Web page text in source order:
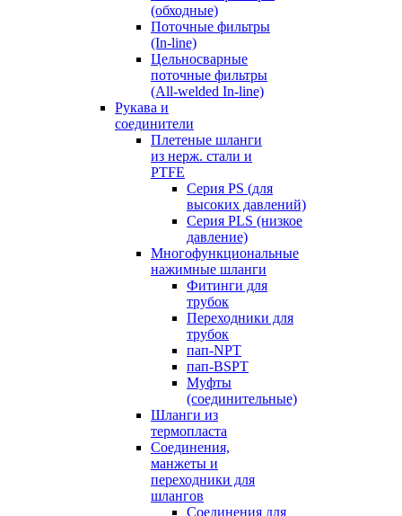
(обходные)
Поточные фильтры
(In-line)
Цельносварные
поточные фильтры
(All-welded In-line)
Рукава и
соединители
Плетеные шланги
из нерж. стали и
PTFE
Серия PS (для
высоких давлений)
Серия PLS (низкое
давление)
Многофункциональные
нажимные шланги
Фитинги для
трубок
Переходники для
трубок
пап-NPT
пап-BSPT
Муфты
(соединительные)
Шланги из
термопласта
Соединения,
манжеты и
переходники для
шлангов
Соединения для